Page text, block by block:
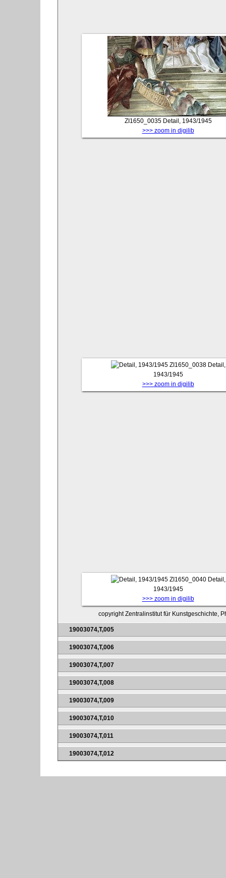
ZI1650_0035 Detail, 1943/1945
>>> zoom in digilib
ZI1650_0038 Detail,
1943/1945
>>> zoom in digilib
ZI1650_0040 Detail,
1943/1945
>>> zoom in digilib
copyright Zentralinstitut für Kunstgeschichte,
19003074,T,005
19003074,T,006
19003074,T,007
19003074,T,008
19003074,T,009
19003074,T,010
19003074,T,011
19003074,T,012